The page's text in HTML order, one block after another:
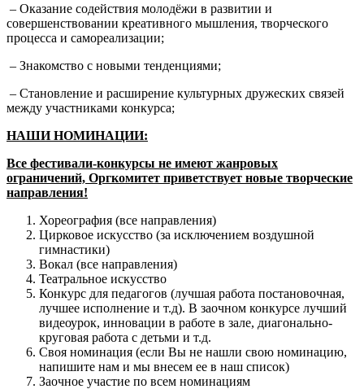
– Оказание содействия молодёжи в развитии и
совершенствовании креативного мышления, творческого
процесса и самореализации;
– Знакомство с новыми тенденциями;
– Становление и расширение культурных дружеских связей
между участниками конкурса;
НАШИ НОМИНАЦИИ:
Все фестивали-конкурсы не имеют жанровых
ограничений, Оргкомитет приветствует новые творческие
направления!
Хореография (все направления)
Цирковое искусство (за исключением воздушной
гимнастики)
Вокал (все направления)
Театральное искусство
Конкурс для педагогов (лучшая работа постановочная,
лучшее исполнение и т.д). В заочном конкурсе лучший
видеоурок, инновации в работе в зале, диагонально-
круговая работа с детьми и т.д.
Своя номинация (если Вы не нашли свою номинацию,
напишите нам и мы внесем ее в наш список)
Заочное участие по всем номинациям